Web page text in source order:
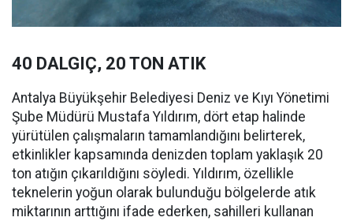
40 DALGIÇ, 20 TON ATIK
Antalya Büyükşehir Belediyesi Deniz ve Kıyı Yönetimi
Şube Müdürü Mustafa Yıldırım, dört etap halinde
yürütülen çalışmaların tamamlandığını belirterek,
etkinlikler kapsamında denizden toplam yaklaşık 20
ton atığın çıkarıldığını söyledi. Yıldırım, özellikle
teknelerin yoğun olarak bulunduğu bölgelerde atık
miktarının arttığını ifade ederken, sahilleri kullanan